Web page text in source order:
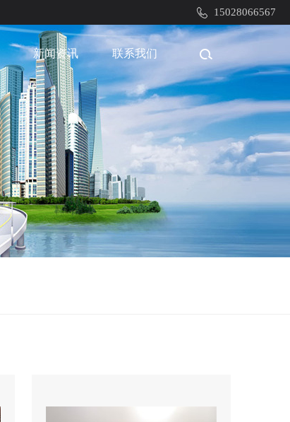
15028066567
新闻资讯 联系我们